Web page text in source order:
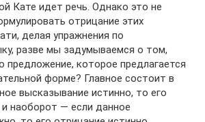
Кате идет речь. Однако это не
отрицание этих
делая упражнения по
разве мы задумываемся о том,
предложение, которое предлагается
форме? Главное состоит в
высказывание истинно, то его
наоборот — если данное